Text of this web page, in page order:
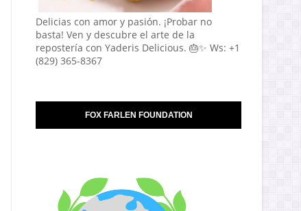
Delicias con amor y pasión. ¡Probar no
basta! Ven y descubre el arte de la
repostería con Yaderis Delicious. 🎂✨ Ws: +1
(829) 365-8367
FOX FARLEN FOUNDATION